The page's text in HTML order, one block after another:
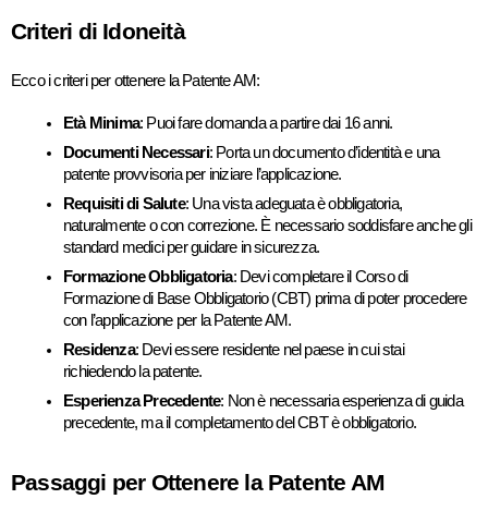
Criteri di Idoneità
Ecco i criteri per ottenere la Patente AM:
Età Minima: Puoi fare domanda a partire dai 16 anni.
Documenti Necessari: Porta un documento d’identità e una
patente provvisoria per iniziare l’applicazione.
Requisiti di Salute: Una vista adeguata è obbligatoria,
naturalmente o con correzione. È necessario soddisfare anche gli
standard medici per guidare in sicurezza.
Formazione Obbligatoria: Devi completare il Corso di
Formazione di Base Obbligatorio (CBT) prima di poter procedere
con l’applicazione per la Patente AM.
Residenza: Devi essere residente nel paese in cui stai
richiedendo la patente.
Esperienza Precedente: Non è necessaria esperienza di guida
precedente, ma il completamento del CBT è obbligatorio.
Passaggi per Ottenere la Patente AM